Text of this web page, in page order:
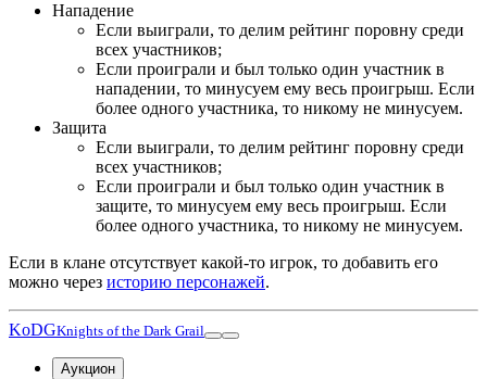
Нападение
Если выиграли, то делим рейтинг поровну среди
всех участников;
Если проиграли и был только один участник в
нападении, то минусуем ему весь проигрыш. Если
более одного участника, то никому не минусуем.
Защита
Если выиграли, то делим рейтинг поровну среди
всех участников;
Если проиграли и был только один участник в
защите, то минусуем ему весь проигрыш. Если
более одного участника, то никому не минусуем.
Если в клане отсутствует какой-то игрок, то добавить его
можно через историю персонажей.
KoDGKnights of the Dark Grail
Аукцион